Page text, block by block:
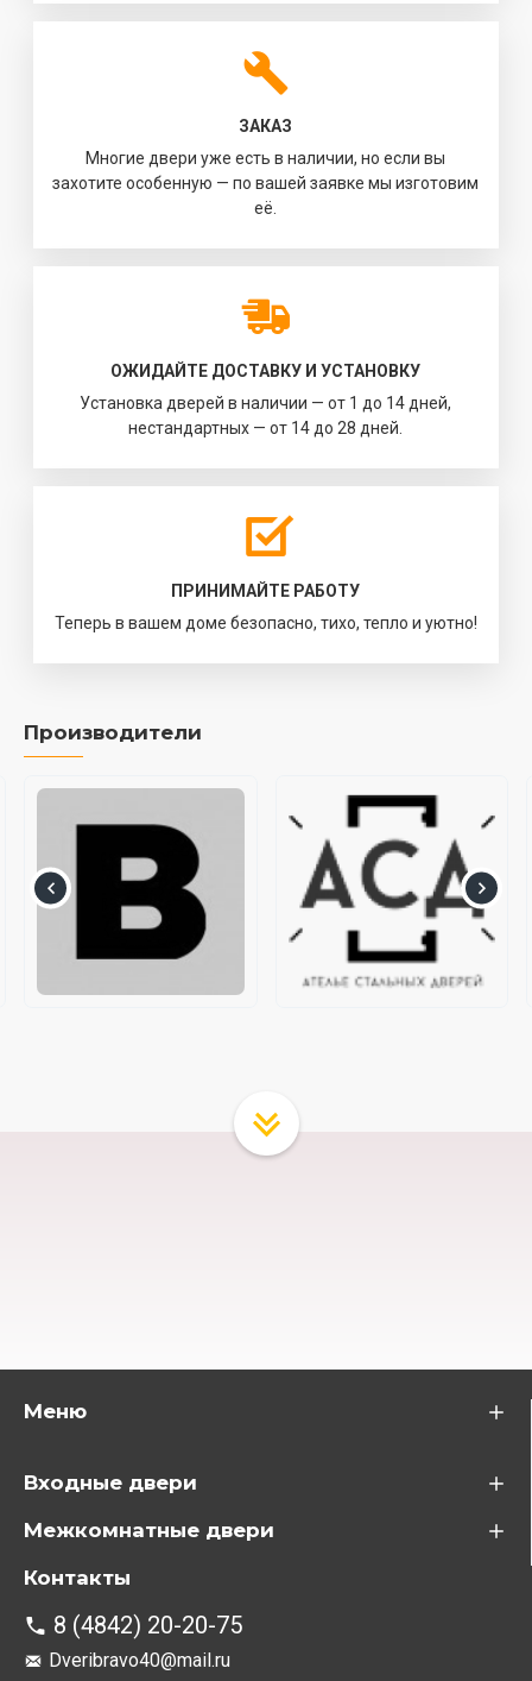
ЗАКАЗ
Многие двери уже есть в наличии, но если вы
захотите особенную — по вашей заявке мы изготовим
её.
ОЖИДАЙТЕ ДОСТАВКУ И УСТАНОВКУ
Установка дверей в наличии — от 1 до 14 дней,
нестандартных — от 14 до 28 дней.
ПРИНИМАЙТЕ РАБОТУ
Теперь в вашем доме безопасно, тихо, тепло и уютно!
Производители
Меню
Входные двери
Межкомнатные двери
Контакты
8 (4842) 20-20-75
Dveribravo40@mail.ru